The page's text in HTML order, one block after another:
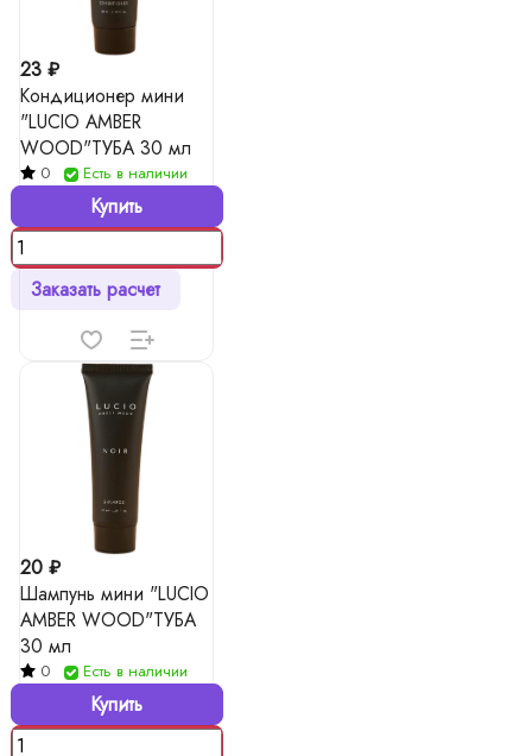
23 ₽
Кондиционер мини
"LUCIO AMBER
WOOD"ТУБА 30 мл
0 Есть в наличии
Купить
Заказать расчет
20 ₽
Шампунь мини "LUCIO
AMBER WOOD"ТУБА
30 мл
0 Есть в наличии
Купить